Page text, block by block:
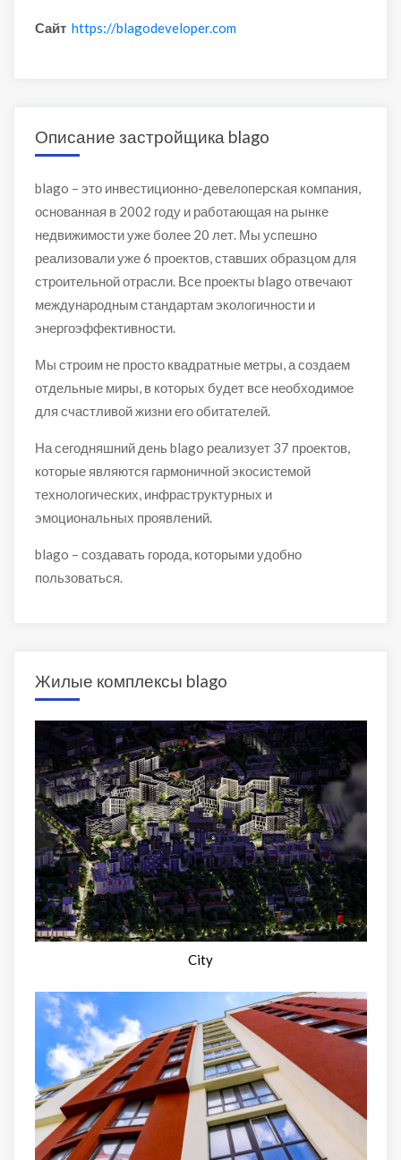
Сайт https://blagodeveloper.com
Описание застройщика blago
blago – это инвестиционно-девелоперская компания,
основанная в 2002 году и работающая на рынке
недвижимости уже более 20 лет. Мы успешно
реализовали уже 6 проектов, ставших образцом для
строительной отрасли. Все проекты blago отвечают
международным стандартам экологичности и
энергоэффективности.
Мы строим не просто квадратные метры, а создаем
отдельные миры, в которых будет все необходимое
для счастливой жизни его обитателей.
На сегодняшний день blago реализует 37 проектов,
которые являются гармоничной экосистемой
технологических, инфраструктурных и
эмоциональных проявлений.
blago – создавать города, которыми удобно
пользоваться.
Жилые комплексы blago
City